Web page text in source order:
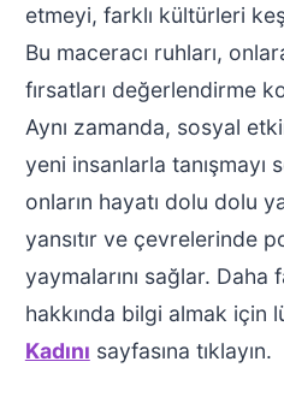
etmeyi, farklı kültürleri
Bu maceracı ruhları,
fırsatları değerlendirme
Aynı zamanda, sosyal
yeni insanlarla tanışmayı
onların hayatı dolu dolu
yansıtır ve çevrelerinde
yaymalarını sağlar. Daha
hakkında bilgi almak için
Kadını sayfasına tıklayın.